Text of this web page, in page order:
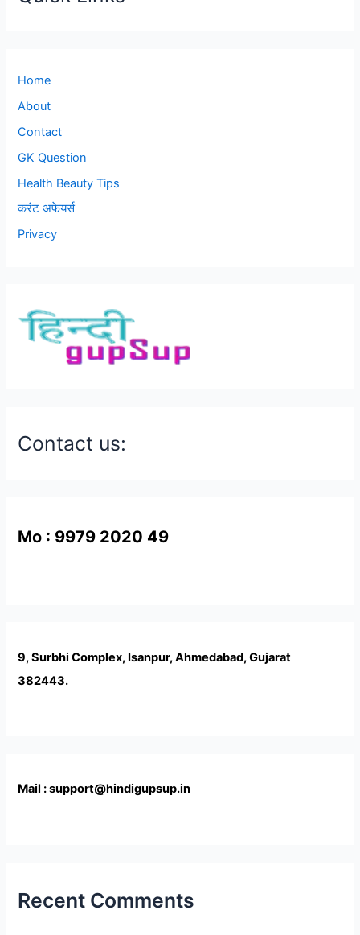
Home
About
Contact
GK Question
Health Beauty Tips
करंट अफेयर्स
Privacy
Contact us:
Mo : 9979 2020 49
9, Surbhi Complex, Isanpur, Ahmedabad, Gujarat
382443.
Mail : support@hindigupsup.in
Recent Comments